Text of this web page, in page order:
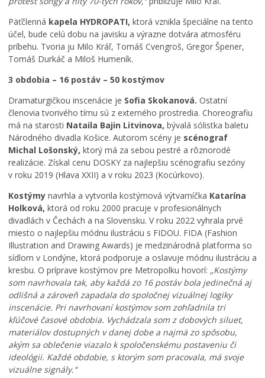
Päťčlenná kapela HYDROPATI, ktorá vznikla špeciálne na tento
účel, bude celú dobu na javisku a výrazne dotvára atmosféru
príbehu. Tvoria ju Milo Kráľ, Tomáš Cvengroš, Gregor Špener,
Tomáš Durkáč a Miloš Humeník.
3 obdobia – 16 postáv – 50 kostýmov
Dramaturgičkou inscenácie je Sofia Skokanová. Ostatní
členovia tvorivého tímu sú z externého prostredia. Choreografiu
má na starosti Nataila Bajin Litvinova, bývalá sólistka baletu
Národného divadla Košice. Autorom scény je scénograf
Michal Lošonský, ktorý má za sebou pestré a rôznorodé
realizácie. Získal cenu DOSKY za najlepšiu scénografiu sezóny
v roku 2019 (Hlava XXII) a v roku 2023 (Kocúrkovo).
Kostýmy navrhla a vytvorila kostýmová výtvarníčka Katarína
Holková, ktorá od roku 2000 pracuje v profesionálnych
divadlách v Čechách a na Slovensku. V roku 2022 vyhrala prvé
miesto o najlepšiu módnu ilustráciu s FIDOU. FIDA (Fashion
Illustration and Drawing Awards) je medzinárodná platforma so
sídlom v Londýne, ktorá podporuje a oslavuje módnu ilustráciu a
kresbu. O príprave kostýmov pre Metropolku hovorí: „Kostýmy
som navrhovala tak, aby každá zo 16 postáv bola jedinečná aj
odlišná a zároveň zapadala do spoločnej vizuálnej logiky
inscenácie. Pri navrhovaní kostýmov som zohľadnila tri
kľúčové časové obdobia. Vychádzala som z dobových siluet,
materiálov dostupných v danej dobe a najmä zo spôsobu,
akým sa oblečenie viazalo k spoločenskému postaveniu či
ideológii. Každé obdobie, s ktorým som pracovala, má svoje
vizuálne signály.“
l
v
L
e
v
o
č
i
:
š
t
v
r
t
ý
r
o
č
n
í
k
f
e
s
t
i
v
a
l
u
f
i